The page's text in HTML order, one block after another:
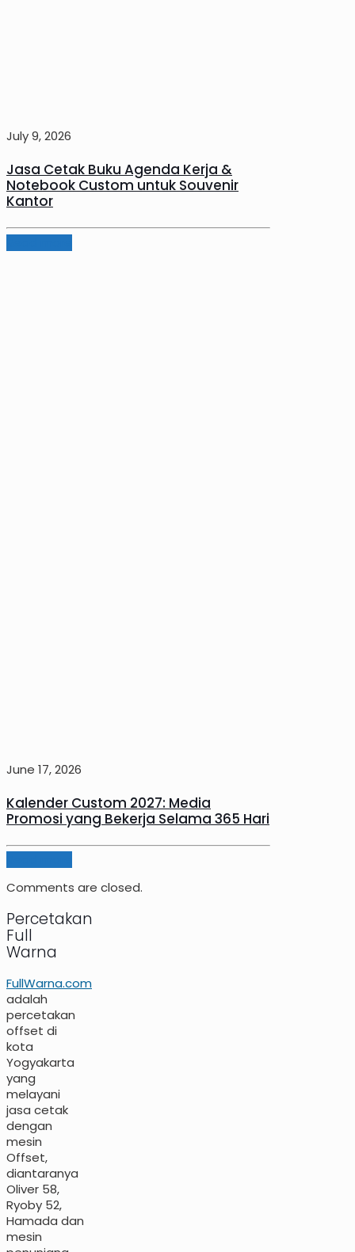
July 9, 2026
Jasa Cetak Buku Agenda Kerja &
Notebook Custom untuk Souvenir
Kantor
June 17, 2026
Kalender Custom 2027: Media
Promosi yang Bekerja Selama 365 Hari
Comments are closed.
Percetakan
Full
Warna
FullWarna.com
adalah
percetakan
offset di
kota
Yogyakarta
yang
melayani
jasa cetak
dengan
mesin
Offset,
diantaranya
Oliver 58,
Ryoby 52,
Hamada dan
mesin